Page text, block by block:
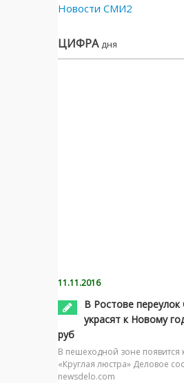
Новости СМИ2
ЦИФРА дня
11.11.2016
В Ростове
украсят к Новому
руб
В пешеходной зоне появится
«Круглая люстра» Деловое
newsdelo.com